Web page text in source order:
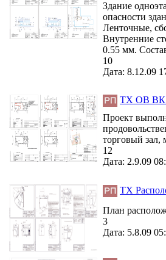
Здание
опасности
Ленточные,
Внутренние
0.55 мм.
10
Дата: 8.12.09
ТХ ОВ ВК
Проект
торговый зал,
12
Дата: 2.9.09
ТХ
План
3
Дата: 5.8.09